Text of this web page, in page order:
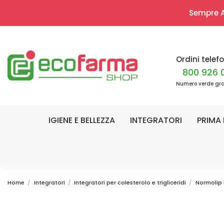
Sempre
Ordini
800 926
Numero verde
IGIENE E BELLEZZA INTEGRATORI PRIMA
Home Integratori Integratori per colesterolo e trigliceridi Normolip